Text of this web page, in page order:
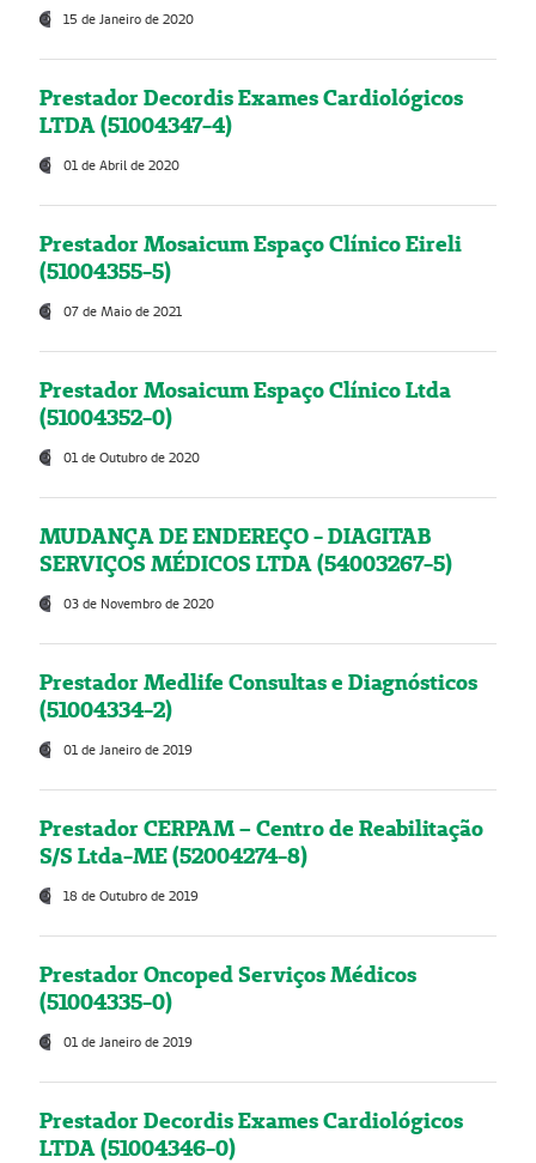
15 de Janeiro de 2020
Prestador Decordis Exames Cardiológicos
LTDA (51004347-4)
01 de Abril de 2020
Prestador Mosaicum Espaço Clínico Eireli
(51004355-5)
07 de Maio de 2021
Prestador Mosaicum Espaço Clínico Ltda
(51004352-0)
01 de Outubro de 2020
MUDANÇA DE ENDEREÇO - DIAGITAB
SERVIÇOS MÉDICOS LTDA (54003267-5)
03 de Novembro de 2020
Prestador Medlife Consultas e Diagnósticos
(51004334-2)
01 de Janeiro de 2019
Prestador CERPAM – Centro de Reabilitação
S/S Ltda-ME (52004274-8)
18 de Outubro de 2019
Prestador Oncoped Serviços Médicos
(51004335-0)
01 de Janeiro de 2019
Prestador Decordis Exames Cardiológicos
LTDA (51004346-0)